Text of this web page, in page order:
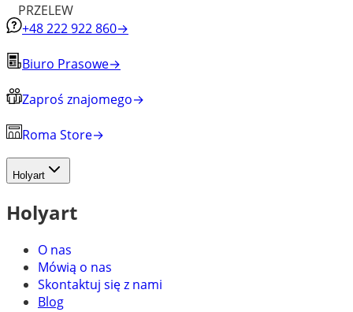
PRZELEW
+48 222 922 860→
Biuro Prasowe→
Zaproś znajomego→
Roma Store→
Holyart
Holyart
O nas
Mówią o nas
Skontaktuj się z nami
Blog